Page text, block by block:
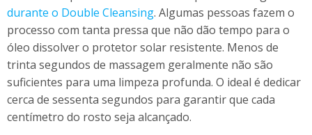
durante o Double Cleansing. Algumas pessoas fazem o
processo com tanta pressa que não dão tempo para o
óleo dissolver o protetor solar resistente. Menos de
trinta segundos de massagem geralmente não são
suficientes para uma limpeza profunda. O ideal é dedicar
cerca de sessenta segundos para garantir que cada
centímetro do rosto seja alcançado.